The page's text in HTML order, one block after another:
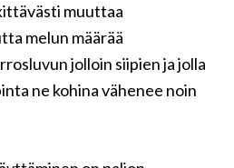
muuttaa
melun määrää
jolloin siipien ja jolla
ne kohina vähenee noin